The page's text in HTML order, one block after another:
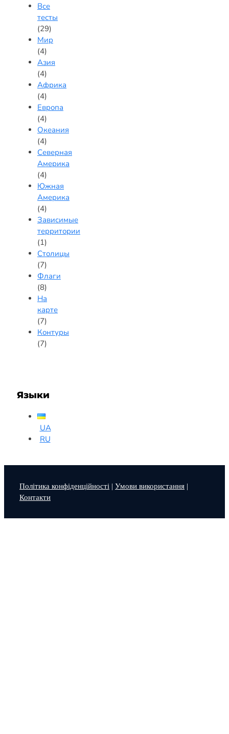
Все
тесты
(29)
Мир
(4)
Азия
(4)
Африка
(4)
Европа
(4)
Океания
(4)
Северная
Америка
(4)
Южная
Америка
(4)
Зависимые
территории
(1)
Столицы
(7)
Флаги
(8)
На
карте
(7)
Контуры
(7)
Языки
UA
RU
Політика конфіденційності | Умови використання |
Контакти